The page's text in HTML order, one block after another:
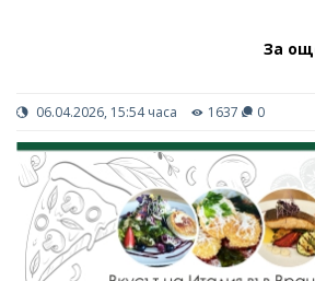
За
06.04.2026, 15:54 часа 1637 0